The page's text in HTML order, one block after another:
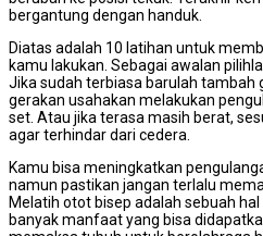
bergantung dengan handuk.
Diatas adalah 10 latihan untuk
kamu lakukan. Sebagai awalan
Jika sudah terbiasa barulah tambah
gerakan usahakan melakukan
set. Atau jika terasa masih berat,
agar terhindar dari cedera.
Kamu bisa meningkatkan
namun pastikan jangan terlalu
Melatih otot bisep adalah sebuah
banyak manfaat yang bisa